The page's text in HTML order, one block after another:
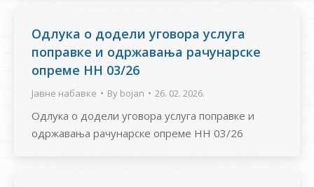
Одлука о додели уговора услуга
поправке и одржавања рачунарске
опреме НН 03/26
Јавне набавке By bojan 26. 02. 2026.
Одлука о додели уговора услуга поправке и
одржавања рачунарске опреме НН 03/26